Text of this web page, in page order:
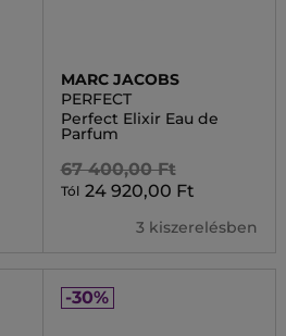
MARC JACOBS
PERFECT
Perfect Elixir Eau de
Parfum
67 400,00 Ft
Tól 24 920,00 Ft
3 kiszerelésben
-30%